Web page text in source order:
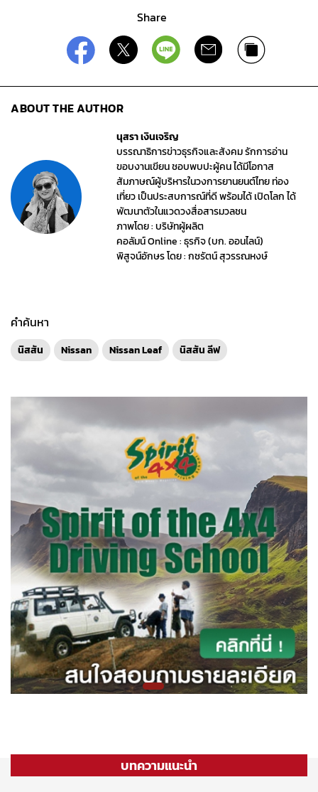
Share
ABOUT THE AUTHOR
นุสรา เงินเจริญ
บรรณาธิการข่าวธุรกิจและสังคม รักการอ่าน
ขอบงานเขียน ชอบพบปะผู้คน ได้มีโอกาส
สัมภาษณ์ผู้บริหารในวงการยานยนต์ไทย ท่อง
เที่ยว เป็นประสบการณ์ที่ดี พร้อมได้ เปิดโลก ได้
พัฒนาตัวในแวดวงสื่อสารมวลชน
ภาพโดย : บริษัทผู้ผลิต
คอลัมน์ Online : ธุรกิจ (บก. ออนไลน์)
พิสูจน์อักษร โดย : กชรัตน์ สุวรรณหงษ์
คำค้นหา
นิสสัน Nissan Nissan Leaf นิสสัน ลีฟ
บทความแนะนำ